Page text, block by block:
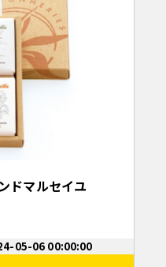
ドマルセイユ
05-06 00:00:00